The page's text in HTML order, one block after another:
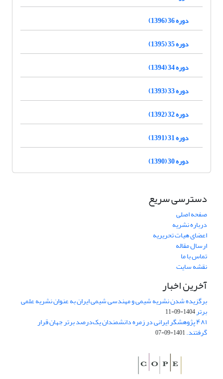
دوره 36 (1396)
دوره 35 (1395)
دوره 34 (1394)
دوره 33 (1393)
دوره 32 (1392)
دوره 31 (1391)
دوره 30 (1390)
دسترسی سریع
صفحه اصلی
درباره نشریه
اعضای هیات تحریریه
ارسال مقاله
تماس با ما
نقشه سایت
آخرین اخبار
برگزیده شدن نشریه شیمی و مهندسی شیمی ایران به عنوان نشریه علمی
برتر1404-09-11
۴۸۱ پژوهشگر ایرانی در زمره دانشمندان یک‌درصد برتر جهان قرار
گرفتند.1401-09-07